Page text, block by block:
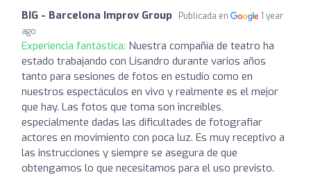
BIG - Barcelona Improv Group Publicada en
1 year
ago
Experiencia fantástica: Nuestra compañía de teatro ha
estado trabajando con Lisandro durante varios años
tanto para sesiones de fotos en estudio como en
nuestros espectáculos en vivo y realmente es el mejor
que hay. Las fotos que toma son increíbles,
especialmente dadas las dificultades de fotografiar
actores en movimiento con poca luz. Es muy receptivo a
las instrucciones y siempre se asegura de que
obtengamos lo que necesitamos para el uso previsto.